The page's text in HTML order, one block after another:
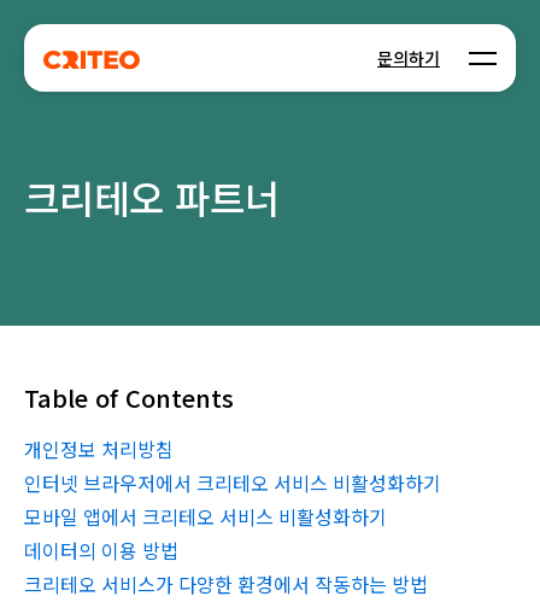
문의하기 Open
크리테오 파트너
Table of Contents
개인정보 처리방침
인터넷 브라우저에서 크리테오 서비스 비활성화하기
모바일 앱에서 크리테오 서비스 비활성화하기
데이터의 이용 방법
크리테오 서비스가 다양한 환경에서 작동하는 방법